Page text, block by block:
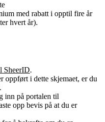
med rabatt i opptil fire år
hvert år).
SheerID.
oppført i dette skjemaet, er du
inn på portalen til
opp bevis på at du er